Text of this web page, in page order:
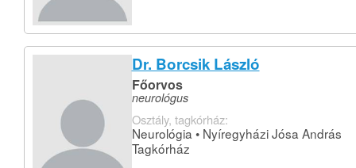
Dr. Borcsik László
Főorvos
neurológus
Osztály, tagkórház:
Neurológia • Nyíregyházi Jósa András
Tagkórház